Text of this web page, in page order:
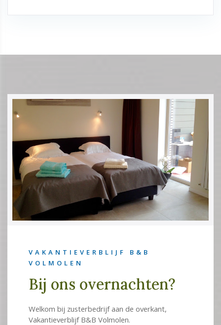
VAKANTIEVERBLIJF B&B
VOLMOLEN
Bij ons overnachten?
Welkom bij zusterbedrijf aan de overkant,
Vakantieverblijf B&B Volmolen.